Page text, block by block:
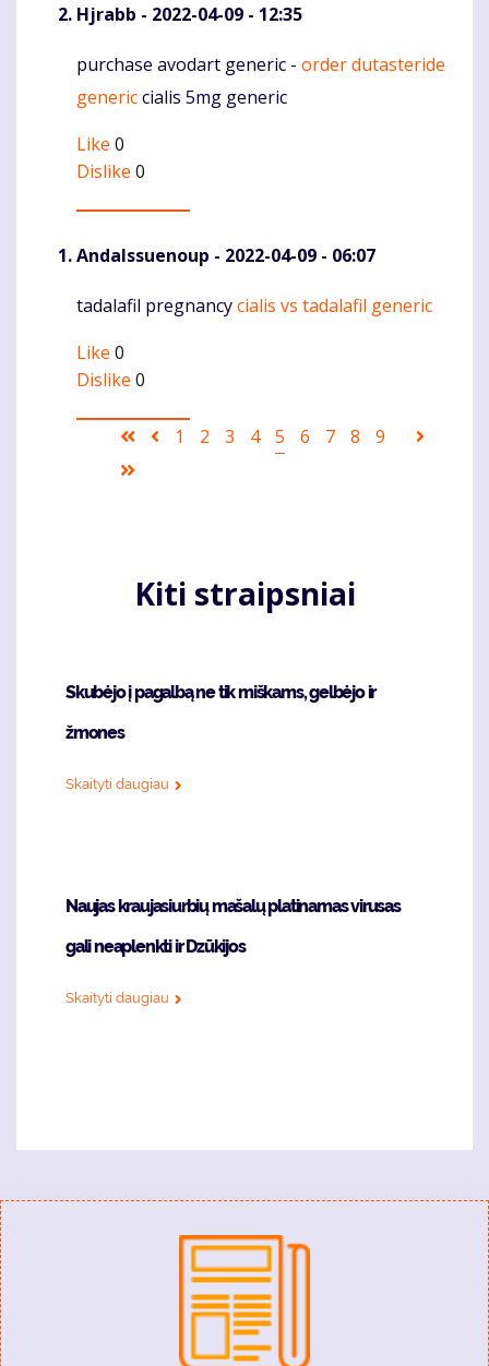
Hjrabb - 2022-04-09 - 12:35
Komentaras
purchase avodart generic - order dutasteride
genericcialis 5mg generic
Like 0
Dislike 0
AndaIssuenoup - 2022-04-09 - 06:07
Komentaras
tadalafil pregnancycialis vs tadalafil generic
Like 0
Dislike 0
Pagination
First Ankstesnis
Puslapis
1 Puslapis
2 Puslapis
3 Puslapis
4
Current
5 Puslapis
6 Puslapis
7 Puslapis
8 Puslapis
9
Kiti straipsniai
Skubėjo į pagalbą ne tik miškams, gelbėjo ir
žmones
Skaityti daugiau
Naujas kraujasiurbių mašalų platinamas virusas
gali neaplenkti ir Dzūkijos
Skaityti daugiau